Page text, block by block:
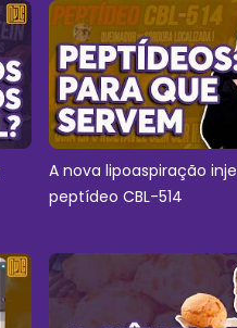
A nova lipoaspiração
peptídeo CBL-514